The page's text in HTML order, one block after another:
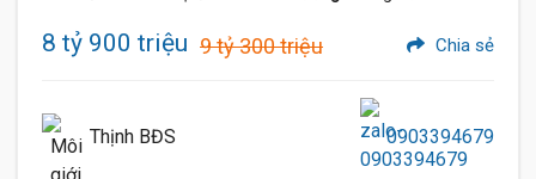
8 tỷ 900 triệu 9 tỷ 300 triệu Chia sẻ
Thịnh BĐS 0903394679